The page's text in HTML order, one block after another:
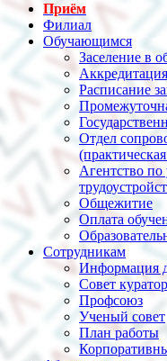
Приём
Филиал
Обучающимся
Заселение в
Аккредитация
Расписание
Отдел
Агентство
Общежитие
Оплата
Сотрудникам
Информация
Совет
Профсоюз
Ученый совет
План работы